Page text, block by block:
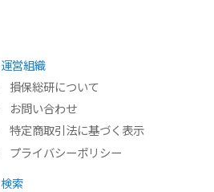
運営組織
損保総研について
お問い合わせ
特定商取引法に基づく表示
プライバシーポリシー
検索